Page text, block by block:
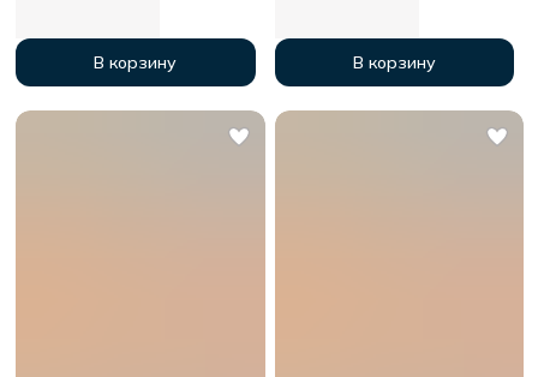
В корзину В корзину